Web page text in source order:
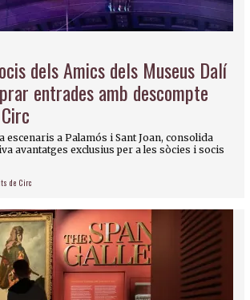
dels Amics dels Museus Dalí
entrades amb descompte
escenaris a Palamós i Sant Joan, consolida
avantatges exclusius per a les sòcies i socis
de Circ